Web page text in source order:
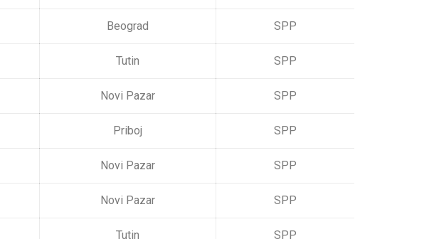
Beograd SPP
Tutin SPP
Novi Pazar SPP
Priboj SPP
Novi Pazar SPP
Novi Pazar SPP
Tutin SPP